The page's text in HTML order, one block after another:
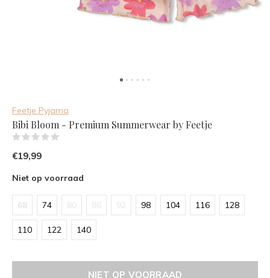
Feetje Pyjama
Bibi Bloom - Premium Summerwear by Feetje
€19,99
Niet op voorraad
68 74 80 86 92 98 104 116 128
110 122 140
NIET OP VOORRAAD